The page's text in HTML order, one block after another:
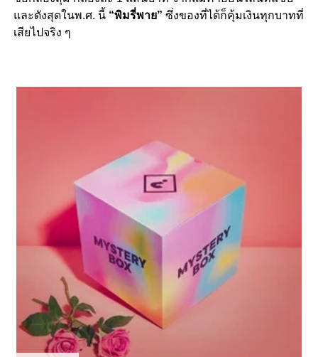
และดังสุดในพ.ศ. นี้ “พิมรี่พาย” ซึ่งของที่ได้ก็คุ้มเงินทุกบาทที่
เสียไปจริง ๆ